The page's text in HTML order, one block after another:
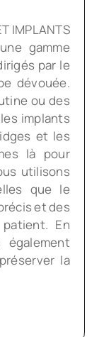
IMPLANTS
gamme
par le
dévouée.
ou des
implants
et les
là pour
utilisons
que le
et des
En
également
la